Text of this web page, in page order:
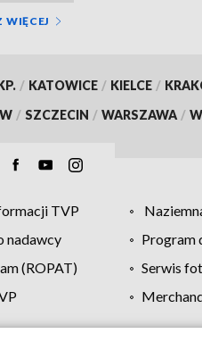
WIĘCEJ
/ KATOWICE / KIELCE /
/ SZCZECIN / WARSZAWA /
TVP
nadawcy
Program
(ROPAT)
Serwis